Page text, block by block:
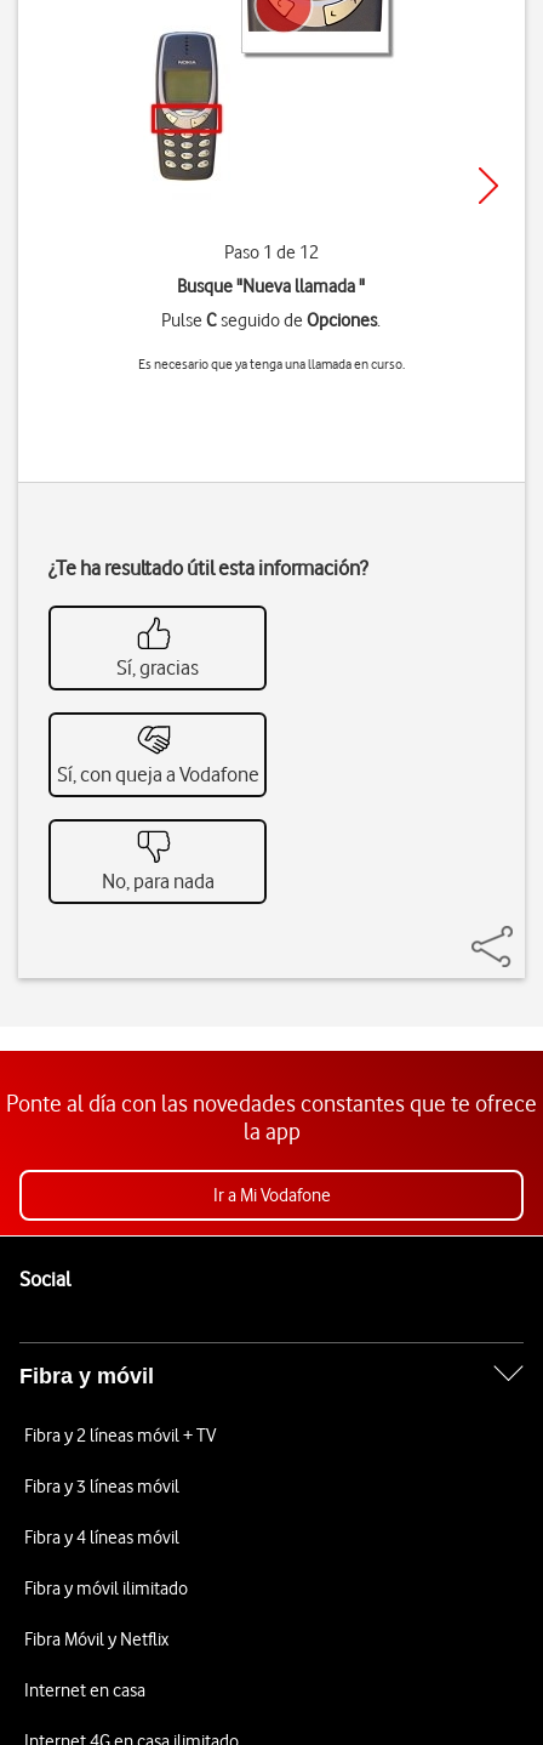
Paso 1 de 12
Busque "Nueva llamada "
PulseCseguido deOpciones.
Es necesario que ya tenga una llamada en curso.
¿Te ha resultado útil esta información?
Sí, gracias
Sí, con queja a Vodafone
No, para nada
Ponte al día con las novedades constantes que te ofrece
la app
Ir a Mi Vodafone
SocialEnlaces a las redes sociales de Vodafone
Fibra y móvil
Fibra y 2 líneas móvil + TV
Fibra y 3 líneas móvil
Fibra y 4 líneas móvil
Fibra y móvil ilimitado
Fibra Móvil y Netflix
Internet en casa